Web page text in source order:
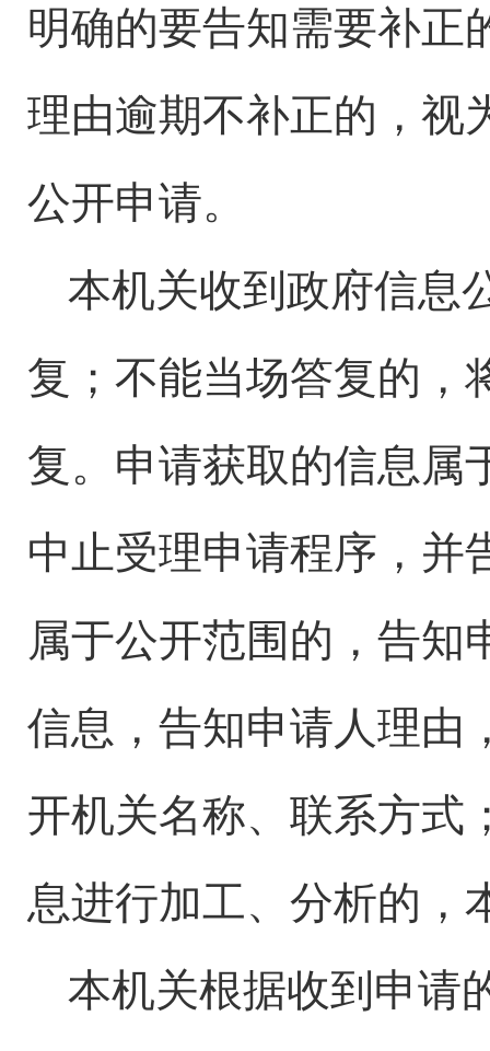
明确的要告知需要补正
理由逾期不补正的，视
公开申请。
本机关收到政府信息
复；不能当场答复的，
复。申请获取的信息属
中止受理申请程序，并
属于公开范围的，告知
信息，告知申请人理由
开机关名称、联系方式
息进行加工、分析的，
本机关根据收到申请